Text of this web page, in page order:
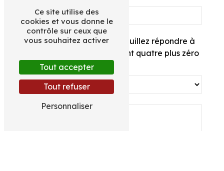
Vous n'êtes pas un robot, veuillez répondre à
cette question : combien font quatre plus zéro
Ce site utilise des
cookies et vous donne le
contrôle sur ceux que
vous souhaitez activer
Tout accepter
Tout refuser
Personnaliser